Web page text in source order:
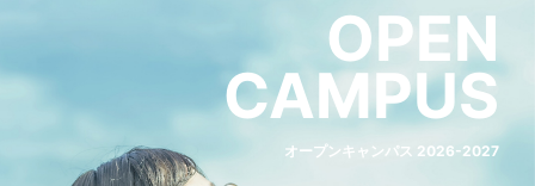
OPEN
CAMPUS
オープンキャンパス 2026-2027